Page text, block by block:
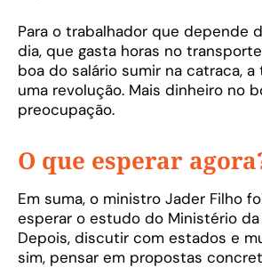
Para o trabalhador que depende
dia, que gasta horas no
boa do salário sumir na catraca, a
uma revolução. Mais dinheiro no
preocupação.
O que esperar
Em suma, o ministro Jader Filho
esperar o estudo do Ministério da
Depois, discutir com estados e
sim, pensar em propostas